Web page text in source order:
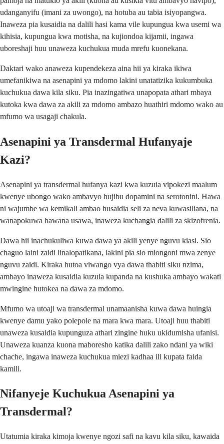
udanganyifu (imani za uwongo), na hotuba au tabia isiyopangwa.
Inaweza pia kusaidia na dalili hasi kama vile kupungua kwa usemi wa
kihisia, kupungua kwa motisha, na kujiondoa kijamii, ingawa
uboreshaji huu unaweza kuchukua muda mrefu kuonekana.
Daktari wako anaweza kupendekeza aina hii ya kiraka ikiwa
umefanikiwa na asenapini ya mdomo lakini unatatizika kukumbuka
kuchukua dawa kila siku. Pia inazingatiwa unapopata athari mbaya
kutoka kwa dawa za akili za mdomo ambazo huathiri mdomo wako au
mfumo wa usagaji chakula.
Asenapini ya Transdermal Hufanyaje
Kazi?
Asenapini ya transdermal hufanya kazi kwa kuzuia vipokezi maalum
kwenye ubongo wako ambavyo hujibu dopamini na serotonini. Hawa
ni wajumbe wa kemikali ambao husaidia seli za neva kuwasiliana, na
wanapokuwa hawana usawa, inaweza kuchangia dalili za skizofrenia.
Dawa hii inachukuliwa kuwa dawa ya akili yenye nguvu kiasi. Sio
chaguo laini zaidi linalopatikana, lakini pia sio miongoni mwa zenye
nguvu zaidi. Kiraka hutoa viwango vya dawa thabiti siku nzima,
ambayo inaweza kusaidia kuzuia kupanda na kushuka ambayo wakati
mwingine hutokea na dawa za mdomo.
Mfumo wa utoaji wa transdermal unamaanisha kuwa dawa huingia
kwenye damu yako polepole na mara kwa mara. Utoaji huu thabiti
unaweza kusaidia kupunguza athari zingine huku ukidumisha ufanisi.
Unaweza kuanza kuona maboresho katika dalili zako ndani ya wiki
chache, ingawa inaweza kuchukua miezi kadhaa ili kupata faida
kamili.
Nifanyeje Kuchukua Asenapini ya
Transdermal?
Utatumia kiraka kimoja kwenye ngozi safi na kavu kila siku, kawaida